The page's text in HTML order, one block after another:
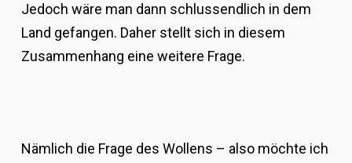
Jedoch wäre man dann schlussendlich in dem
Land gefangen. Daher stellt sich in diesem
Zusammenhang eine weitere Frage.
Nämlich die Frage des Wollens – also möchte ich